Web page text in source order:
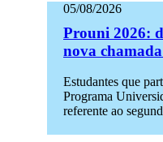
05/08/2026
Prouni 2026:
nova chamada
Estudantes que
Programa
referente ao